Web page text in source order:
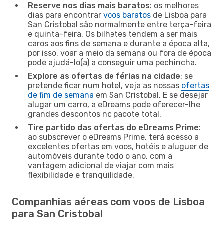
Reserve nos dias mais baratos: os melhores
dias para encontrar voos baratos de Lisboa para
San Cristobal são normalmente entre terça-feira
e quinta-feira. Os bilhetes tendem a ser mais
caros aos fins de semana e durante a época alta,
por isso, voar a meio da semana ou fora de época
pode ajudá-lo(a) a conseguir uma pechincha.
Explore as ofertas de férias na cidade: se
pretende ficar num hotel, veja as nossas ofertas
de fim de semana em San Cristobal. E se desejar
alugar um carro, a eDreams pode oferecer-lhe
grandes descontos no pacote total.
Tire partido das ofertas do eDreams Prime:
ao subscrever o eDreams Prime, terá acesso a
excelentes ofertas em voos, hotéis e aluguer de
automóveis durante todo o ano, com a
vantagem adicional de viajar com mais
flexibilidade e tranquilidade.
Companhias aéreas com voos de Lisboa
para San Cristobal